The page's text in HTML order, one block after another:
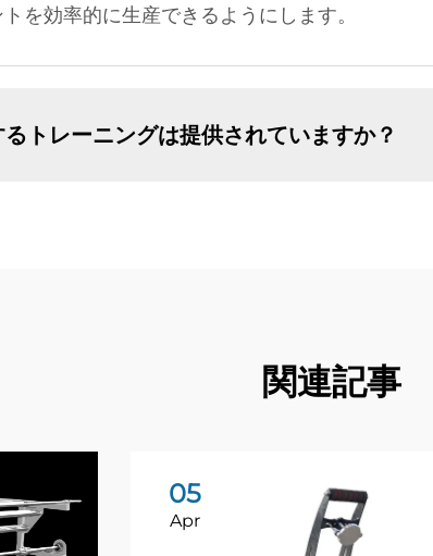
を効率的に生産できるようにします。
トレーニングは提供されていますか？
関連記事
05
Apr